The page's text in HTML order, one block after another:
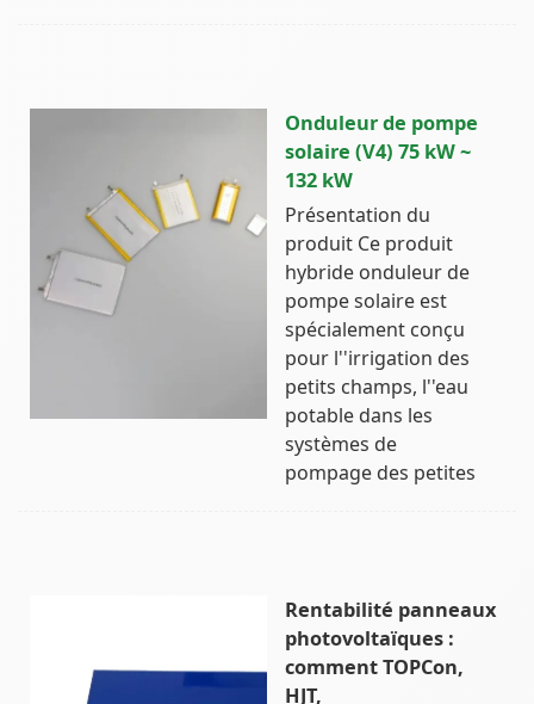
Onduleur de pompe
solaire (V4) 75 kW ~
132 kW
Présentation du
produit Ce produit
hybride onduleur de
pompe solaire est
spécialement conçu
pour l''irrigation des
petits champs, l''eau
potable dans les
systèmes de
pompage des petites
Rentabilité panneaux
photovoltaïques :
comment TOPCon,
HJT,